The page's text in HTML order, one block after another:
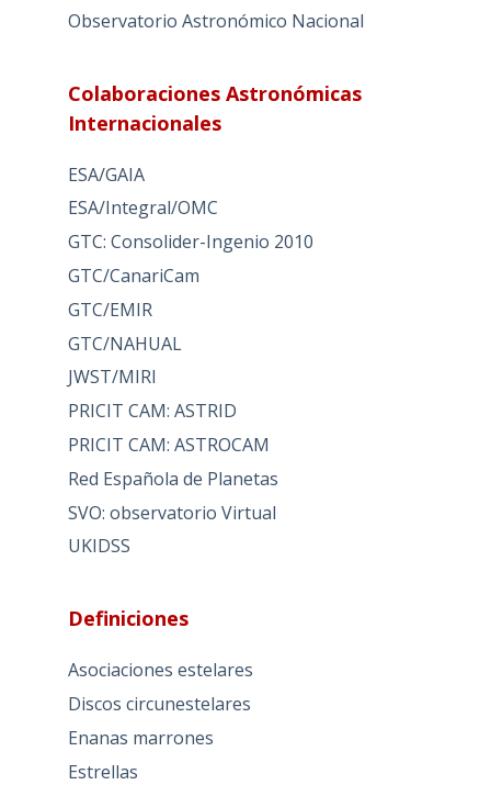
Observatorio Astronómico Nacional
Colaboraciones Astronómicas
Internacionales
ESA/GAIA
ESA/Integral/OMC
GTC: Consolider-Ingenio 2010
GTC/CanariCam
GTC/EMIR
GTC/NAHUAL
JWST/MIRI
PRICIT CAM: ASTRID
PRICIT CAM: ASTROCAM
Red Española de Planetas
SVO: observatorio Virtual
UKIDSS
Definiciones
Asociaciones estelares
Discos circunestelares
Enanas marrones
Estrellas